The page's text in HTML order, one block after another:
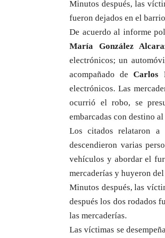
Minutos después, las
fueron dejados en el
De acuerdo al informe
María González
electrónicos; un
acompañado deCarlos
electrónicos. Las
ocurrió el robo, se
embarcadas con destino
Los citados relataron
descendieron varias
vehículos y abordar el
mercaderías y huyeron
Minutos después, las
después los dos rodados
las mercaderías.
Las víctimas se